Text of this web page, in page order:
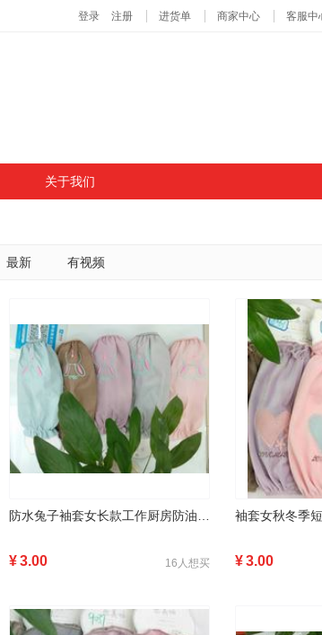
关于我们
最新 有视频
¥3.00 16人想买 ¥3.00